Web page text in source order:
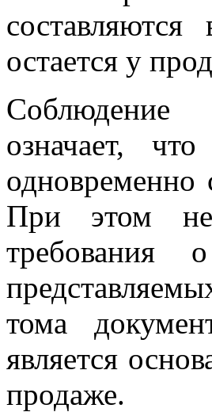
остается у
Соблюдение
означает,
одновременно
При этом
тома
является
продаже.